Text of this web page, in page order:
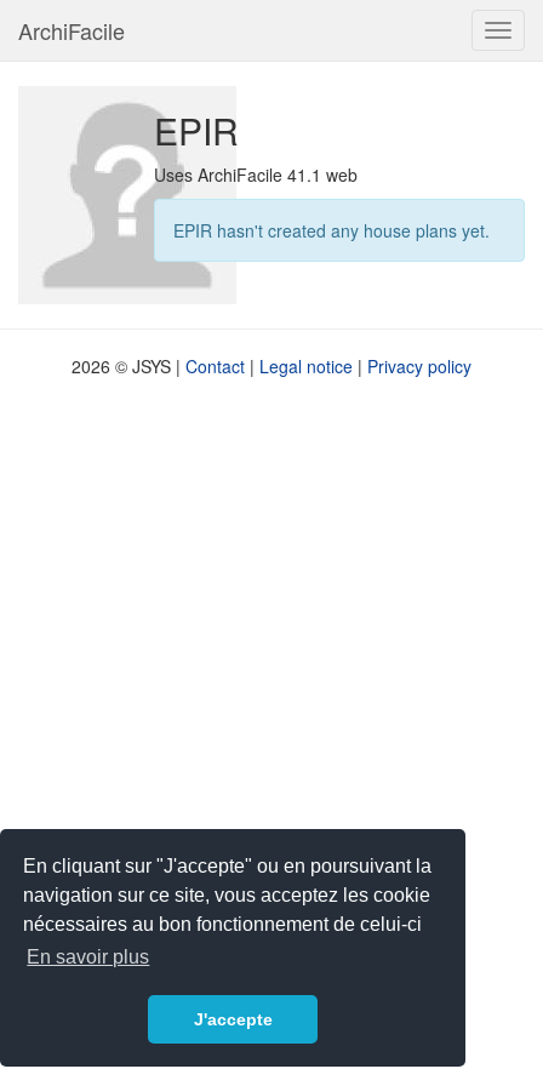
En cliquant sur "J'accepte" ou en poursuivant la
navigation sur ce site, vous acceptez les cookie
nécessaires au bon fonctionnement de celui-ci
En savoir plus
J'accepte
ArchiFacile
EPIR
Uses ArchiFacile 41.1 web
EPIR hasn't created any house plans yet.
2026 © JSYS | Contact | Legal notice | Privacy policy